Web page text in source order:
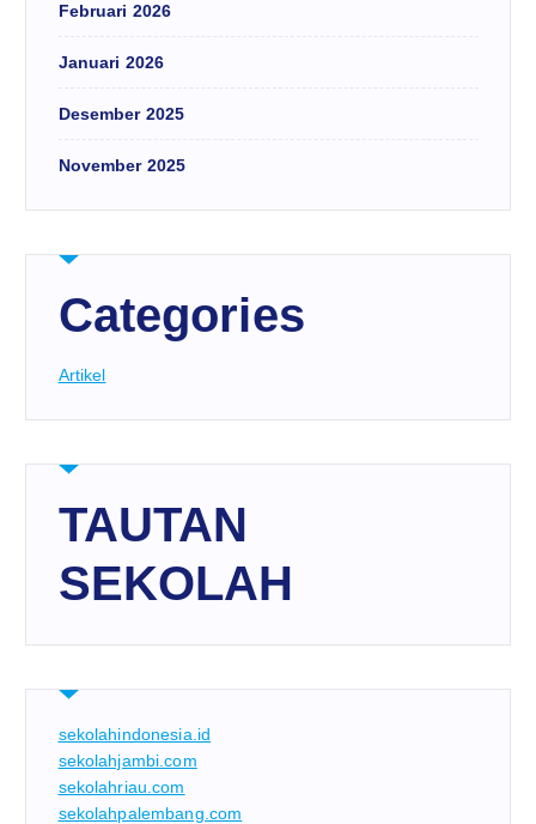
Februari 2026
Januari 2026
Desember 2025
November 2025
Categories
Artikel
TAUTAN
SEKOLAH
sekolahindonesia.id
sekolahjambi.com
sekolahriau.com
sekolahpalembang.com